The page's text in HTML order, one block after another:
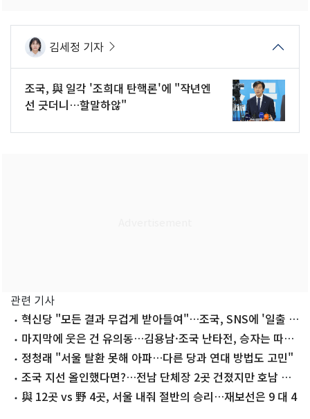
김세정 기자
조국, 與 일각 '조희대 탄핵론'에 "작년엔
선 긋더니…할말하않"
관련 기사
혁신당 "모든 결과 무겁게 받아들여"…조국, SNS에 '일출 사
진'마지막에 웃은 건 유의동…김용남·조국 난타전, 승자는 따로
있었다
정청래 "서울 탈환 못해 아파…다른 당과 연대 방법도 고민"
조국 지선 올인했다면?…전남 단체장 2곳 건졌지만 호남 곳
곳 석패
與 12곳 vs 野 4곳, 서울 내줘 절반의 승리…재보선은 9 대 4